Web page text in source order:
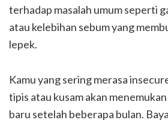
terhadap masalah umum seperti
atau kelebihan sebum yang
lepek.
Kamu yang sering merasa
tipis atau kusam akan
baru setelah beberapa bulan.